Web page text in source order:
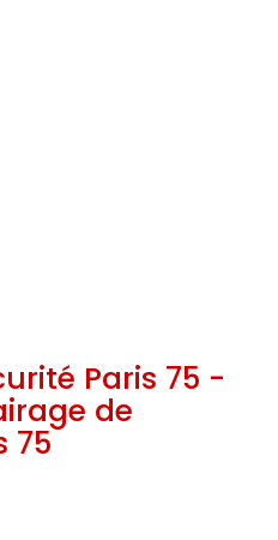
Paris 75 -
de
75